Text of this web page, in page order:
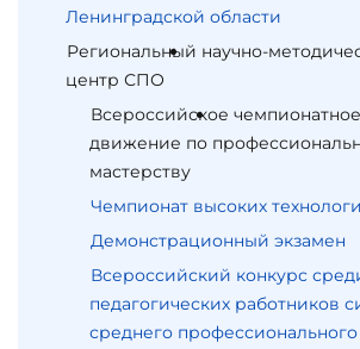
Ленинградской области
Региональный научно-
центр СПО
Всероссийское чемпионатное
движение по
мастерству
Чемпионат высоких
Демонстрационный экзамен
Всероссийский конкурс
педагогических работников
среднего профессионального